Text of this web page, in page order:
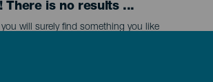
There is no results ...
you will surely find something you like